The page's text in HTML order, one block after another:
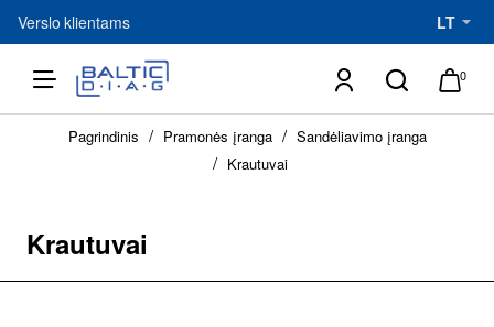
Verslo klientams LT
0
Krautuvai
Pagrindiniso
Pramonės įranga
Sandėliavimo įranga
Krautuvai